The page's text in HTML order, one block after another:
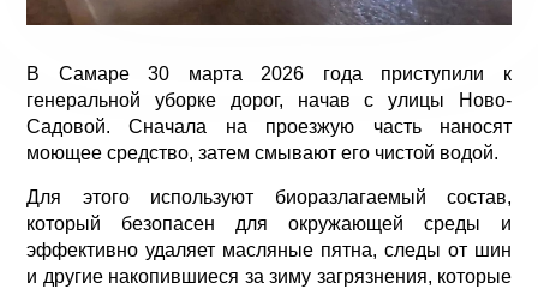
В Самаре 30 марта 2026 года приступили к
генеральной уборке дорог, начав с улицы Ново-
Садовой. Сначала на проезжую часть наносят
моющее средство, затем смывают его чистой водой.
Для этого используют биоразлагаемый состав,
который безопасен для окружающей среды и
эффективно удаляет масляные пятна, следы от шин
и другие накопившиеся за зиму загрязнения, которые